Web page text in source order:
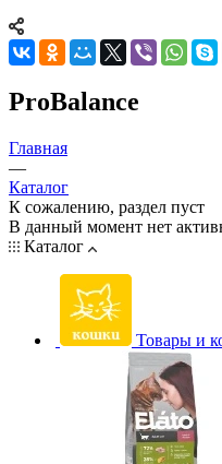
ProBalance
Главная
—
Каталог
К сожалению, раздел пуст
В данный момент нет
Каталог
Товары и